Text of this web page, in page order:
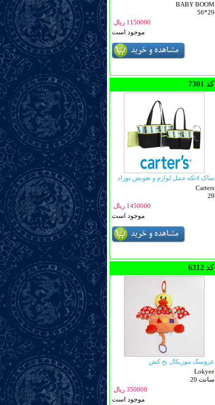
BABY BOOM
56*29
1150000 ریال
موجود است
7301 کد
ساک 4تکه حمل لوازم و تعویض نوزاد
Carters
29
1450000 ریال
موجود است
6312 کد
عروسک موزیکال نخ کش
Lokyee
20 سانت
350000 ریال
موجود است